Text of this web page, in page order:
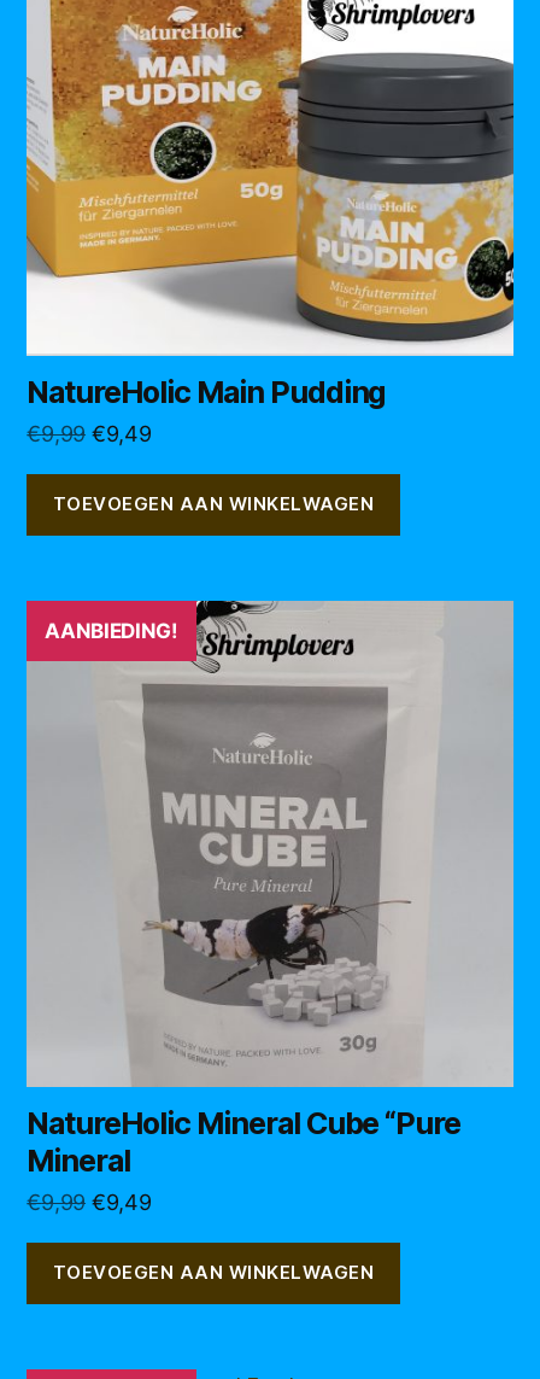
NatureHolic Main Pudding
€9,99 Oorspronkelijke
was:
€9,99.
€9,49Huidige
is:
€9,49.
TOEVOEGEN AAN WINKELWAGEN
AANBIEDING!
NatureHolic Mineral Cube “Pure
Mineral
€9,99 Oorspronkelijke
was:
€9,99.
€9,49Huidige
is:
€9,49.
TOEVOEGEN AAN WINKELWAGEN